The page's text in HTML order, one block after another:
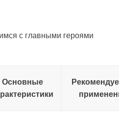
с главными героями
Основные